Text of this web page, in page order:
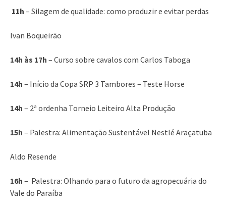
11h – Silagem de qualidade: como produzir e evitar perdas
Ivan Boqueirão
14h às 17h – Curso sobre cavalos com Carlos Taboga
14h – Início da Copa SRP 3 Tambores – Teste Horse
14h – 2ª ordenha Torneio Leiteiro Alta Produção
15h – Palestra: Alimentação Sustentável Nestlé Araçatuba
Aldo Resende
16h – Palestra: Olhando para o futuro da agropecuária do
Vale do Paraíba